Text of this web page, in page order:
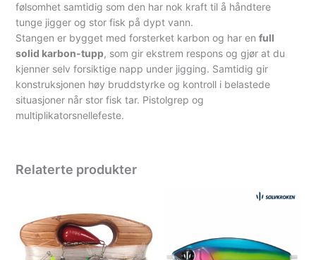
følsomhet samtidig som den har nok kraft til å håndtere
tunge jigger og stor fisk på dypt vann.
Stangen er bygget med forsterket karbon og har enfull
solid karbon-tupp, som gir ekstrem respons og gjør at du
kjenner selv forsiktige napp under jigging. Samtidig gir
konstruksjonen høy bruddstyrke og kontroll i belastede
situasjoner når stor fisk tar. Pistolgrep og
multiplikatorsnellefeste.
Relaterte produkter